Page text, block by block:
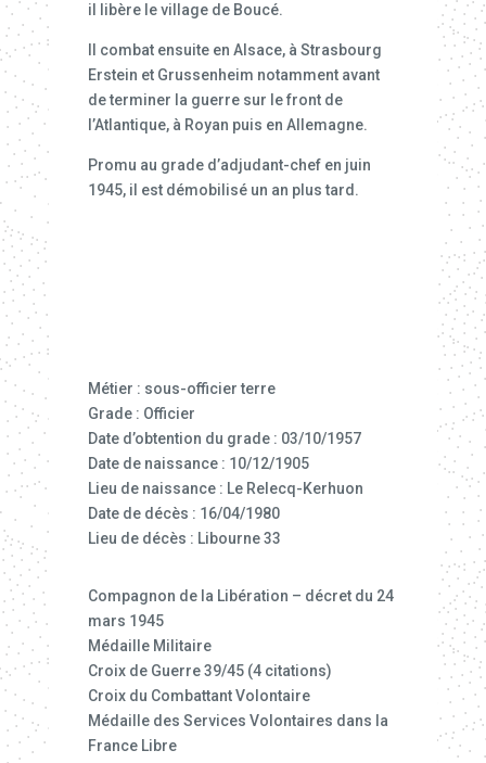
il libère le village de Boucé.
Il combat ensuite en Alsace, à Strasbourg
Erstein et Grussenheim notamment avant
de terminer la guerre sur le front de
l’Atlantique, à Royan puis en Allemagne.
Promu au grade d’adjudant-chef en juin
1945, il est démobilisé un an plus tard.
Métier : sous-officier terre
Grade : Officier
Date d’obtention du grade : 03/10/1957
Date de naissance : 10/12/1905
Lieu de naissance : Le Relecq-Kerhuon
Date de décès : 16/04/1980
Lieu de décès : Libourne 33
Compagnon de la Libération – décret du 24
mars 1945
Médaille Militaire
Croix de Guerre 39/45 (4 citations)
Croix du Combattant Volontaire
Médaille des Services Volontaires dans la
France Libre